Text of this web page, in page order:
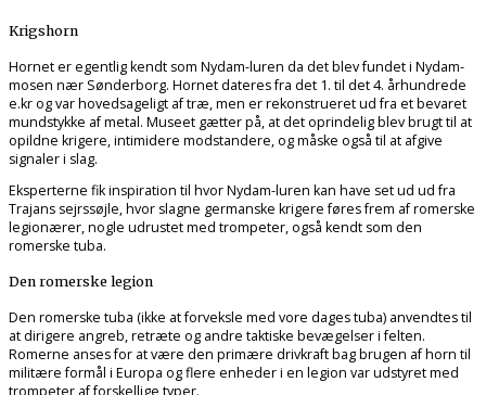
Krigshorn
Hornet er egentlig kendt som Nydam-luren da det blev fundet i Nydam-
mosen nær Sønderborg. Hornet dateres fra det 1. til det 4. århundrede
e.kr og var hovedsageligt af træ, men er rekonstrueret ud fra et bevaret
mundstykke af metal. Museet gætter på, at det oprindelig blev brugt til at
opildne krigere, intimidere modstandere, og måske også til at afgive
signaler i slag.
Eksperterne fik inspiration til hvor Nydam-luren kan have set ud ud fra
Trajans sejrssøjle, hvor slagne germanske krigere føres frem af romerske
legionærer, nogle udrustet med trompeter, også kendt som den
romerske tuba.
Den romerske legion
Den romerske tuba (ikke at forveksle med vore dages tuba) anvendtes til
at dirigere angreb, retræte og andre taktiske bevægelser i felten.
Romerne anses for at være den primære drivkraft bag brugen af horn til
militære formål i Europa og flere enheder i en legion var udstyret med
trompeter af forskellige typer.